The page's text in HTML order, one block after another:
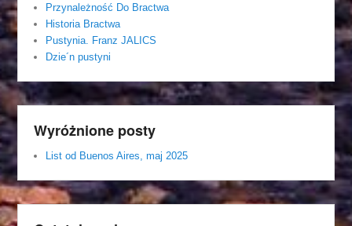
Przynależność Do Bractwa
Historia Bractwa
Pustynia. Franz JALICS
Dzie´n pustyni
Wyróżnione posty
List od Buenos Aires, maj 2025